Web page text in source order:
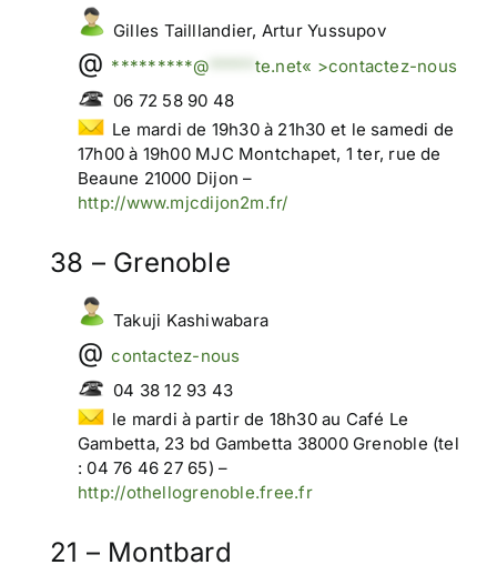
Gilles Tailllandier, Artur Yussupov
*********@
te.net« >contactez-nous
06 72 58 90 48
Le mardi de 19h30 à 21h30 et le samedi de
17h00 à 19h00 MJC Montchapet, 1 ter, rue de
Beaune 21000 Dijon –
http://www.mjcdijon2m.fr/
38 – Grenoble
Takuji Kashiwabara
contactez-nous
04 38 12 93 43
le mardi à partir de 18h30 au Café Le
Gambetta, 23 bd Gambetta 38000 Grenoble (tel
: 04 76 46 27 65) –
http://othellogrenoble.free.fr
21 – Montbard